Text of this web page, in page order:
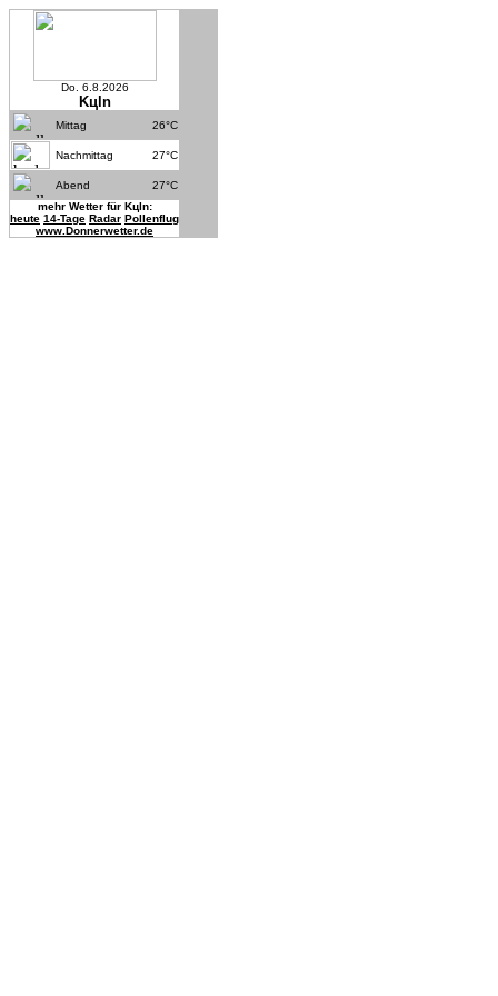
Do. 6.8.2026
Kцln
Mittag 26°C
Nachmittag 27°C
Abend
27°C
mehr Wetter für Kцln:
heute 14-Tage Radar Pollenflug
www.Donnerwetter.de